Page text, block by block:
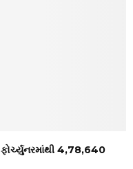
₹4,78,640